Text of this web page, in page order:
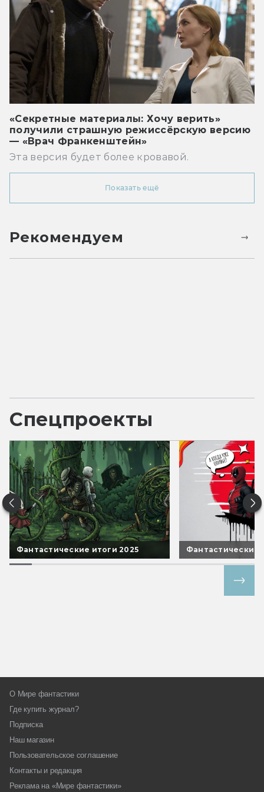
«Секретные материалы: Хочу верить»
получили страшную режиссёрскую версию
— «Врач Франкенштейн»
Эта версия будет более кровавой.
Показать ещё
Рекомендуем
Спецпроекты
Фантастические итоги 2025 Фантастические
О Мире фантастики
Где купить журнал?
Подписка
Наш магазин
Пользовательское соглашение
Контакты и редакция
Реклама на «Мире фантастики»